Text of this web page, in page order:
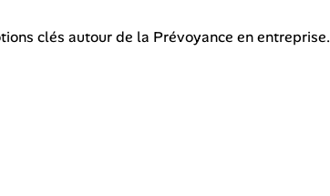
clés autour de la Prévoyance en entreprise.